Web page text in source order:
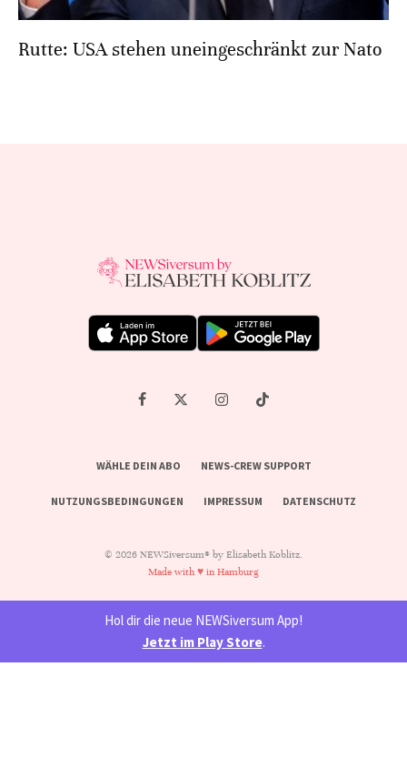
Rutte: USA stehen uneingeschränkt zur Nato
WÄHLE DEIN ABO NEWS-CREW SUPPORT
NUTZUNGSBEDINGUNGEN IMPRESSUM DATENSCHUTZ
© 2026 NEWSiversum® by Elisabeth Koblitz.
Made with ♥ in Hamburg
Hol dir die neue NEWSiversum App!
Jetzt im Play Store.